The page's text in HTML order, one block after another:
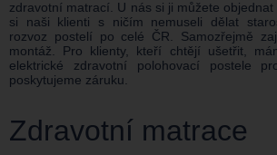
zdravotní matrací. U nás si ji můžete
si naši klienti s ničím nemuseli dělat
rozvoz postelí po celé ČR. Samozřejmě
montáž. Pro klienty, kteří chtějí ušetřit,
elektrické zdravotní polohovací postele
poskytujeme záruku.
Zdravotní matrace